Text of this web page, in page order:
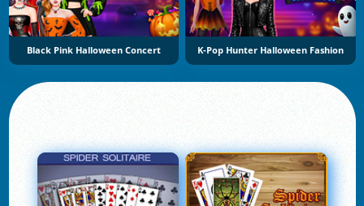
Black Pink Halloween Concert K-Pop Hunter Halloween Fashion